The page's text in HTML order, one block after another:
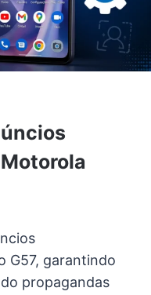
G57, garantindo
propagandas